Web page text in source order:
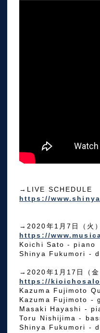
→LIVE SCHEDULE
https://
→2020年1月7日（火
https://
Koichi Sato - piano
Shinya Fukumori -
→2020年1月17日（金
https://
Kazuma Fujimoto
Kazuma Fujimoto -
Masaki Hayashi -
Toru Nishijima -
Shinya Fukumori -